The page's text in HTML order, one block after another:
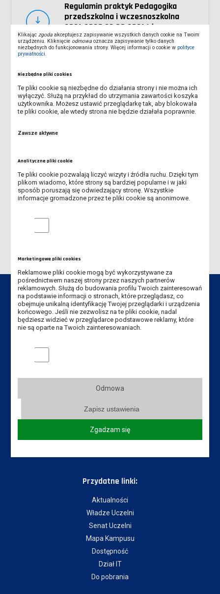
2019-2024
2022-2027
2023-2028
2024-2029
Regulamin praktyk Pedagogika
przedszkolna i wczesnoszkolna
2021-2026 23.09.2021 (doc,
185.50K)
Dane kontaktowe
ul. Adama Mickiewicza 5, 64-100 Leszno
Tel. rekrutacja: +48 65 525 01 12
sekretariat-ipe@ansleszno.pl
Przydatne linki:
Aktualności
Władze Uczelni
Senat Uczelni
Mapa Kampusu
Dostępność
Dział IT
Do pobrania
Klikając zgoda akceptujesz zapisywanie wszystkich danych cookie na Twoim
urządzeniu. Kliknięcie odmowa oznacza zapisywanie tylko danych
niezbędnych do funkcjonowania strony. Więcej informacji o cookie w polityce
prywatności
Niezbędne pliki cookies
Te pliki cookie są niezbędne do działania strony i nie można ich
wyłączyć. Służą na przykład do utrzymania zawartości koszyka
użytkownika. Możesz ustawić przeglądarkę tak, aby blokowała
te pliki cookie, ale wtedy strona nie będzie działała poprawnie.
Zawsze aktywne
Analityczne pliki cookie
Te pliki cookie pozwalają liczyć wizyty i źródła ruchu. Dzięki tym
plikom wiadomo, które strony są bardziej popularne i w jaki
sposób poruszają się odwiedzający stronę. Wszystkie
informacje gromadzone przez te pliki cookie są anonimowe.
Analityczne pliki cookie
Marketingowe pliki cookies
Reklamowe pliki cookie mogą być wykorzystywane za
pośrednictwem naszej strony przez naszych partnerów
reklamowych. Służą do budowania profilu Twoich zainteresowań
na podstawie informacji o stronach, które przeglądasz, co
obejmuje unikalną identyfikację Twojej przeglądarki i urządzenia
końcowego. Jeśli nie zezwolisz na te pliki cookie, nadal
będziesz widzieć w przeglądarce podstawowe reklamy, które
nie są oparte na Twoich zainteresowaniach.
Marketingowe pliki cookies
Odmowa
Zapisz ustawienia
Zgadzam się